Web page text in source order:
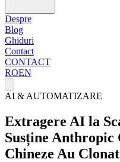
Despre
Blog
Ghiduri
Contact
CONTACT
ROEN
AI & AUTOMATIZARE
Extragere AI la
Susține Anthropic
Chineze Au